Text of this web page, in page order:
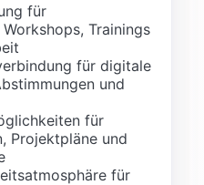
für
Trainings
für digitale
und
für
Projektpläne und
für